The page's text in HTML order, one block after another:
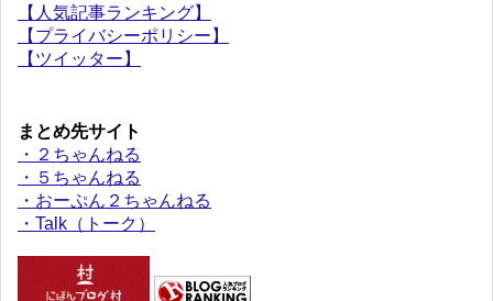
【人気記事ランキング】
【プライバシーポリシー】
【ツイッター】
まとめ先サイト
・２ちゃんねる
・５ちゃんねる
・おーぷん２ちゃんねる
・Talk（トーク）